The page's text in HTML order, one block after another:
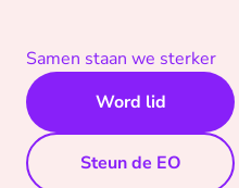
Samen staan we sterker
Word lid
Steun de EO